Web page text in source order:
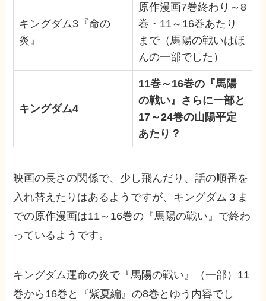
キングダム3『命の
炎』
原作漫画7巻終わり～8
巻・11～16巻あたり
まで（馬陽の戦いはほ
んの一部でした）
キングダム4
11巻～16巻の『馬陽
の戦い』さらに一部と
17～24巻の山陽平定
あたり？
映画の長さの関係で、少し飛んだり、話の順番を
入れ替えたりはあるようですが、キングダム３ま
での原作漫画は11～16巻の『馬陽の戦い』で終わ
っているようです。
キングダム運命の炎で『馬陽の戦い』（一部）11
巻から16巻と『紫夏編』の8巻とゆう内容でし